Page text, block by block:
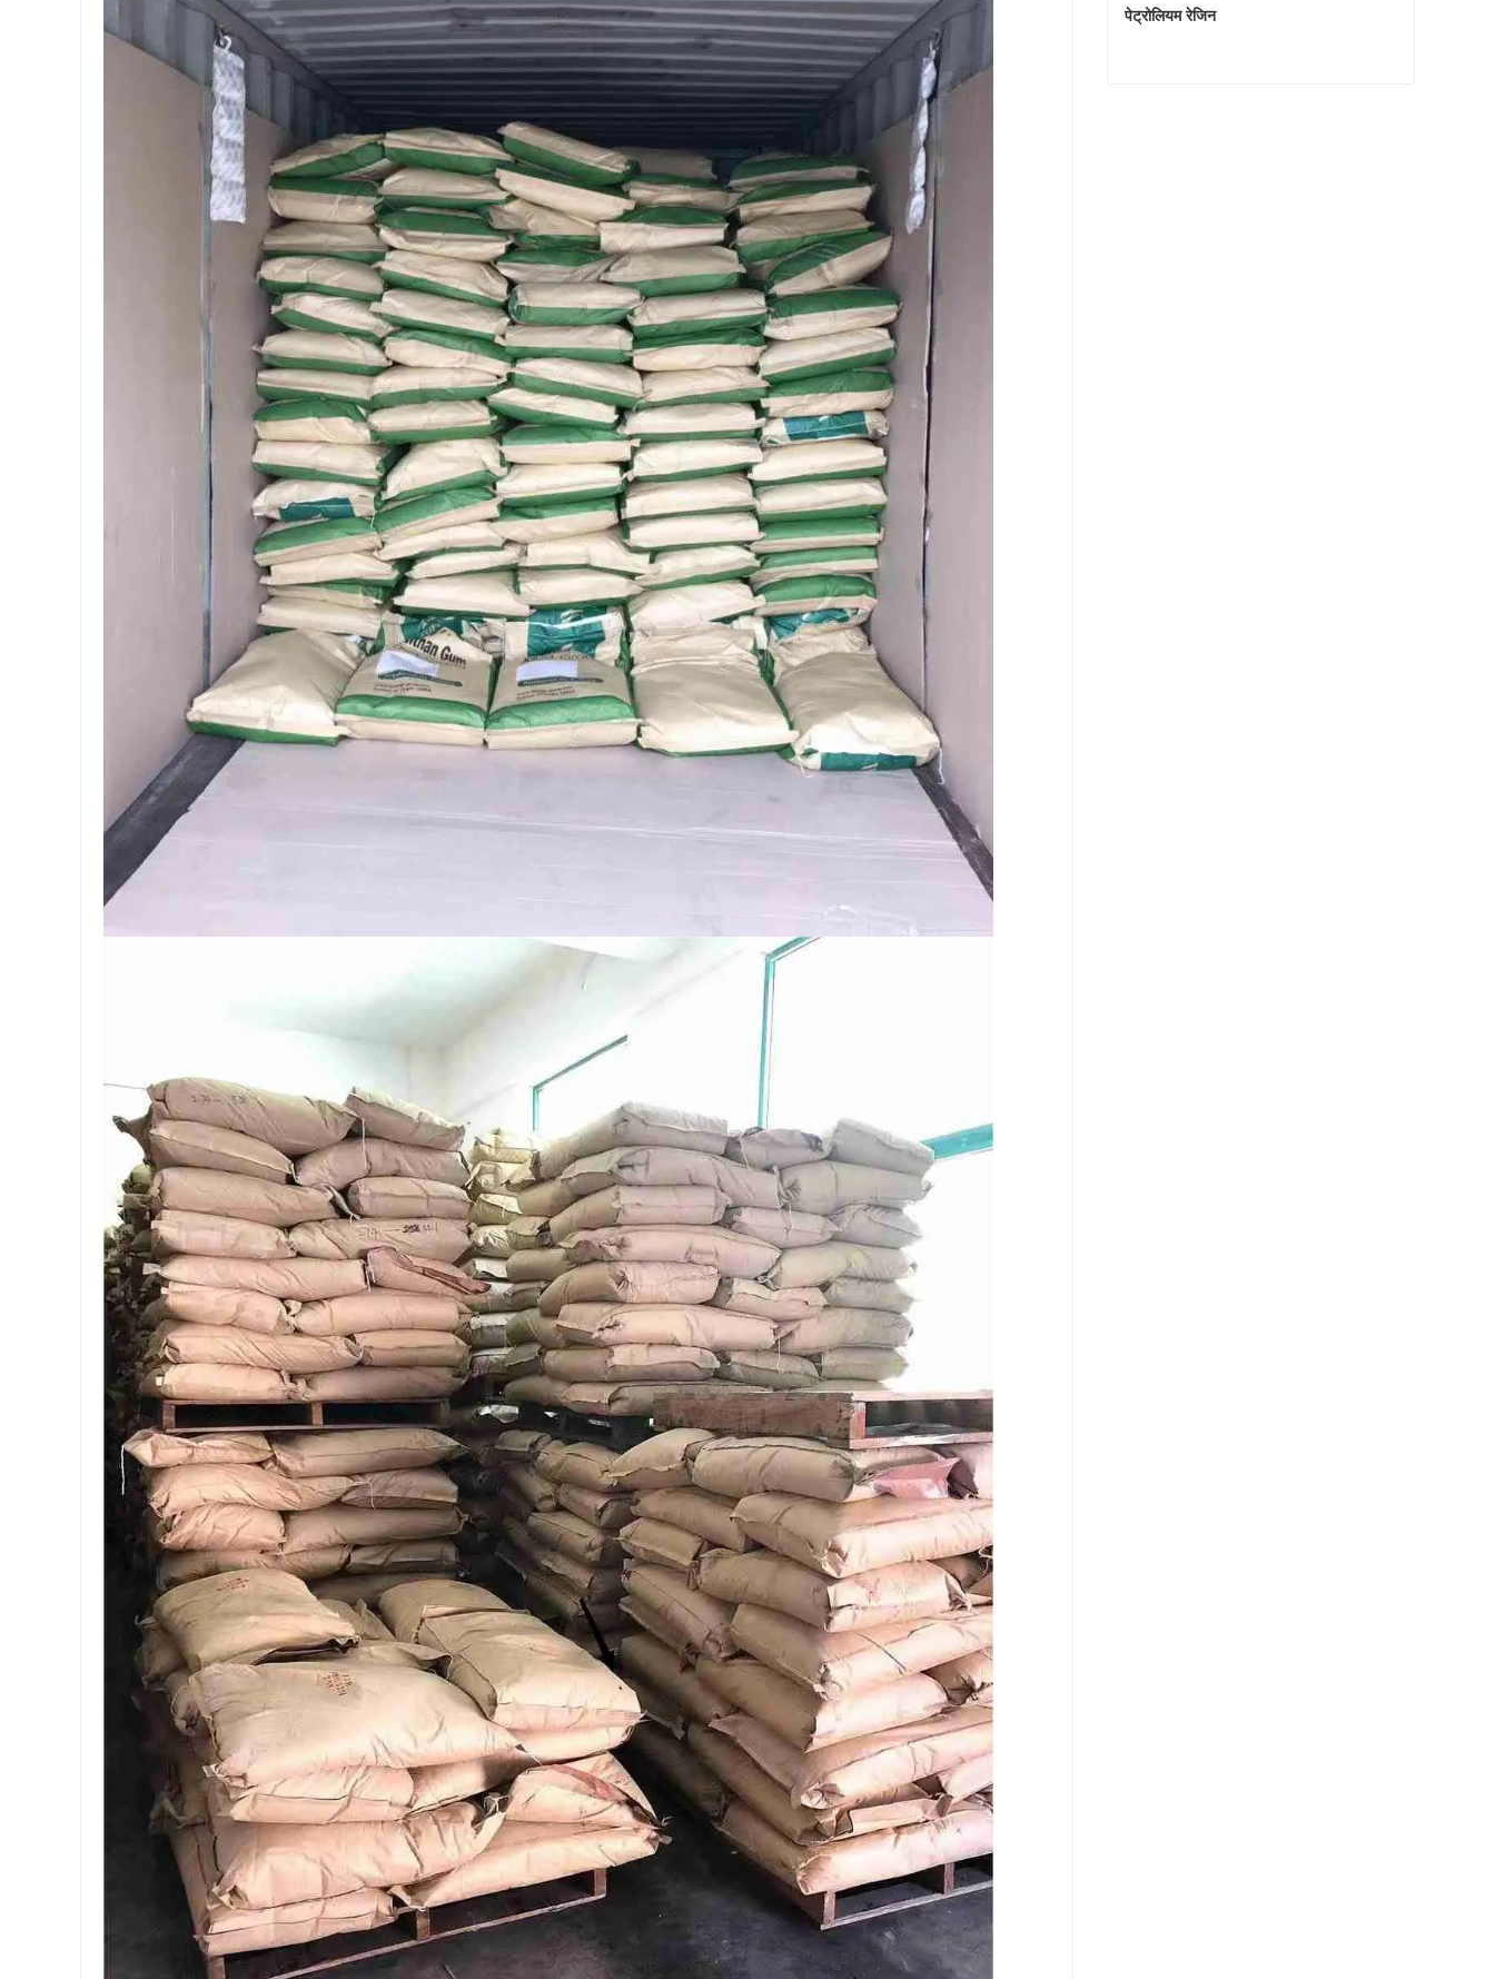
पेट्रोलियम रेजिन